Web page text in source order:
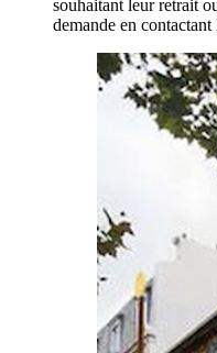
souhaitant leur retrait
demande en